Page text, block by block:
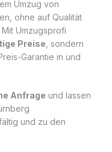
Umzug von
ohne auf Qualität
Umzugsprofi
Preise , sondern
Garantie in und
Anfrage und lassen
und zu den